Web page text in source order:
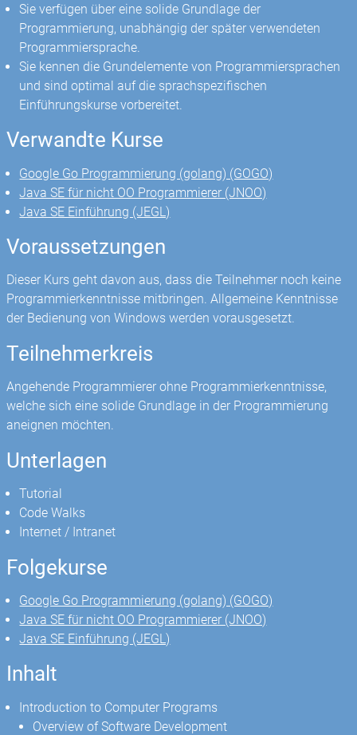
Sie verfügen über eine solide Grundlage der
Programmierung, unabhängig der später verwendeten
Programmiersprache.
Sie kennen die Grundelemente von Programmiersprachen
und sind optimal auf die sprachspezifischen
Einführungskurse vorbereitet.
Verwandte Kurse
Google Go Programmierung (golang) (GOGO)
Java SE für nicht OO Programmierer (JNOO)
Java SE Einführung (JEGL)
Voraussetzungen
Dieser Kurs geht davon aus, dass die Teilnehmer noch keine
Programmierkenntnisse mitbringen. Allgemeine Kenntnisse
der Bedienung von Windows werden vorausgesetzt.
Teilnehmerkreis
Angehende Programmierer ohne Programmierkenntnisse,
welche sich eine solide Grundlage in der Programmierung
aneignen möchten.
Unterlagen
Tutorial
Code Walks
Internet / Intranet
Folgekurse
Google Go Programmierung (golang) (GOGO)
Java SE für nicht OO Programmierer (JNOO)
Java SE Einführung (JEGL)
Inhalt
Introduction to Computer Programs
Overview of Software Development